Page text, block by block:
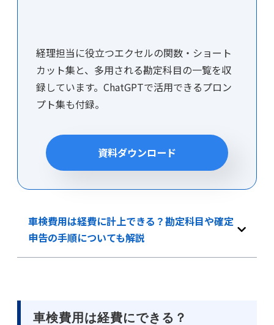
経理担当に役立つエクセルの関数・ショート
カット集と、多用される勘定科目の一覧を収
録しています。ChatGPTで活用できるプロン
プト集も付録。
資料ダウンロード
車検費用は経費に計上できる？勘定科目や確定
申告の手順についても解説
車検費用は経費にできる？